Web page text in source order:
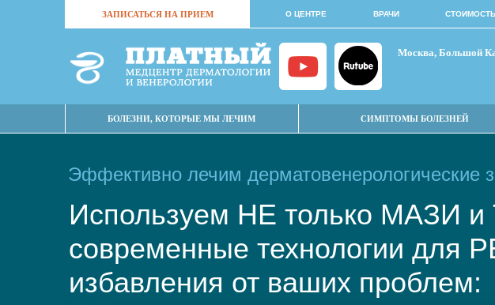
ЗАПИСАТЬСЯ НА ПРИЕМ О ЦЕНТРЕ ВРАЧИ СТОИМОСТЬ
Москва, Большой
БОЛЕЗНИ, КОТОРЫЕ МЫ ЛЕЧИМ СИМПТОМЫ БОЛЕЗНЕЙ
Эффективно лечим дерматовенерологические
Используем НЕ только МАЗИ
современные технологии
избавления от ваших проблем: